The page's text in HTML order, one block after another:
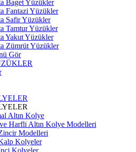
Baget Yüzükler
Fantazi Yüzükler
Safir Yüzükler
Tamtur Yüzükler
Yakut Yüzükler
Zümrüt Yüzükler
Gör
Altın Kolye
Harfli Altın Kolye Modelleri
Modelleri
Kolyeler
Kolyeler